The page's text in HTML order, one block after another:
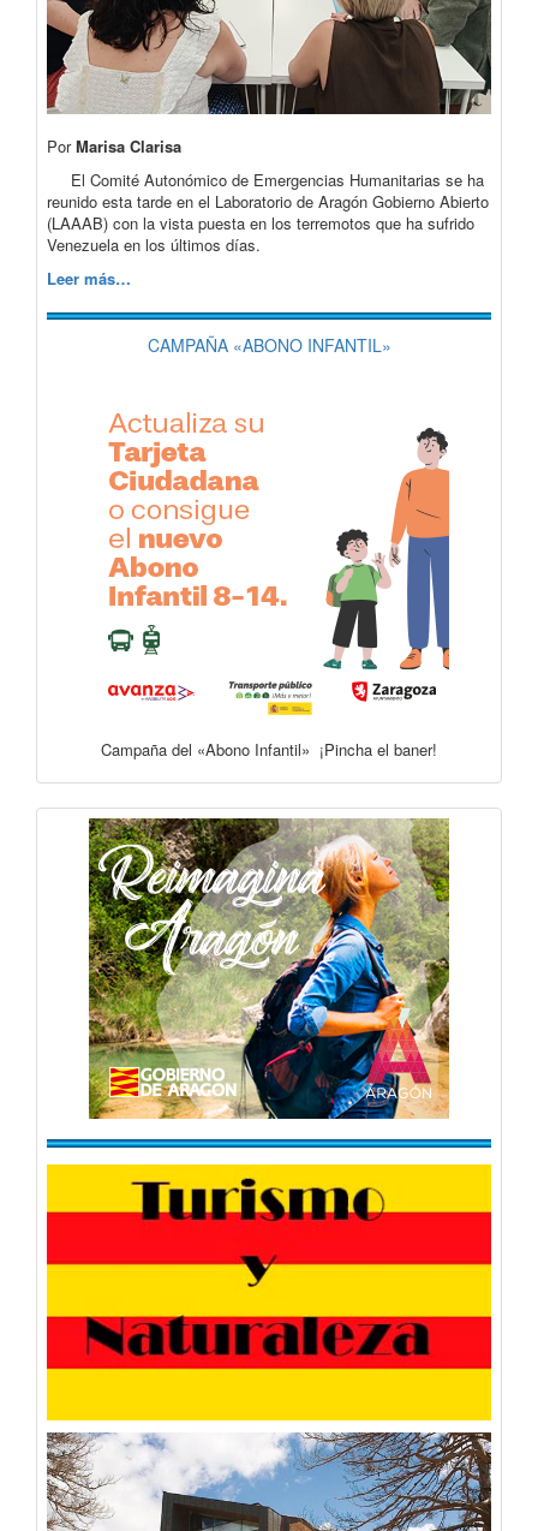
PorMarisa Clarisa
El Comité Autonómico de Emergencias Humanitarias se ha
reunido esta tarde en el Laboratorio de Aragón Gobierno Abierto
(LAAAB) con la vista puesta en los terremotos que ha sufrido
Venezuela en los últimos días.
Leer más…
CAMPAÑA «ABONO INFANTIL»
Campaña del «Abono Infantil» ¡Pincha el baner!